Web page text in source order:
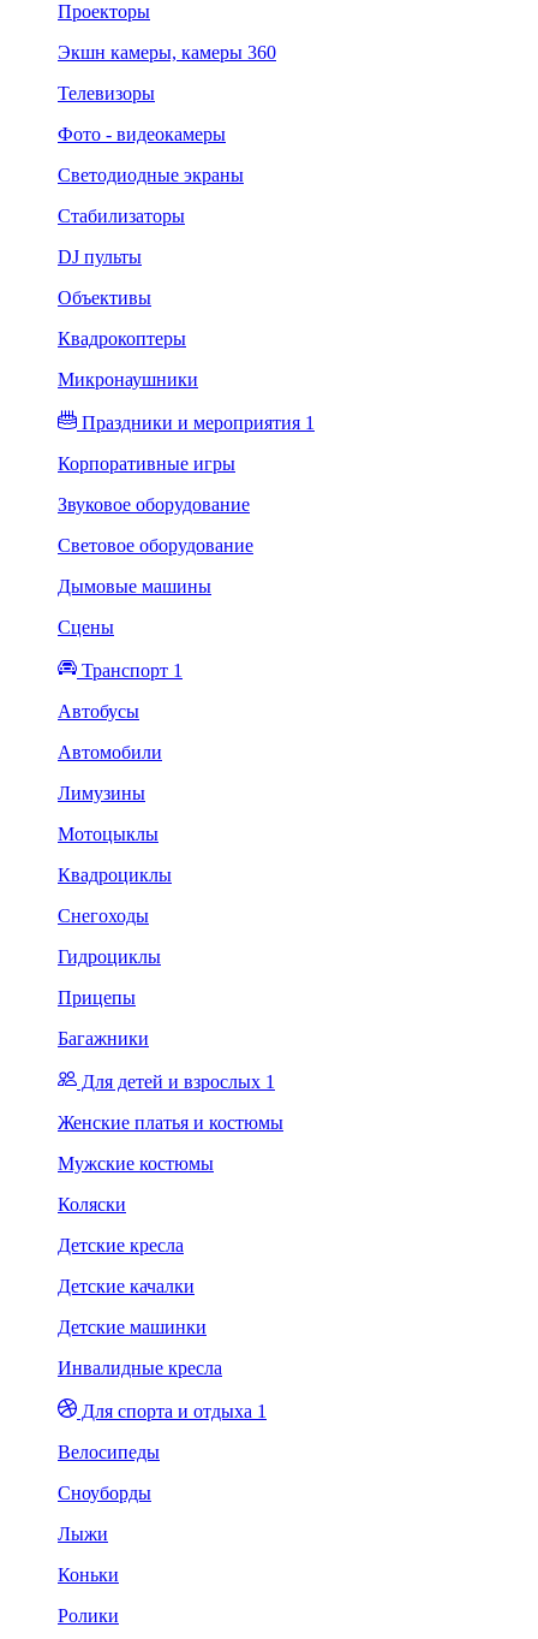
Проекторы
Экшн камеры, камеры 360
Телевизоры
Фото - видеокамеры
Светодиодные экраны
Стабилизаторы
DJ пульты
Объективы
Квадрокоптеры
Микронаушники
Праздники и мероприятия 1
Корпоративные игры
Звуковое оборудование
Световое оборудование
Дымовые машины
Сцены
Транспорт 1
Автобусы
Автомобили
Лимузины
Мотоцыклы
Квадроциклы
Снегоходы
Гидроциклы
Прицепы
Багажники
Для детей и взрослых 1
Женские платья и костюмы
Мужские костюмы
Коляски
Детские кресла
Детские качалки
Детские машинки
Инвалидные кресла
Для спорта и отдыха 1
Велосипеды
Сноуборды
Лыжи
Коньки
Ролики